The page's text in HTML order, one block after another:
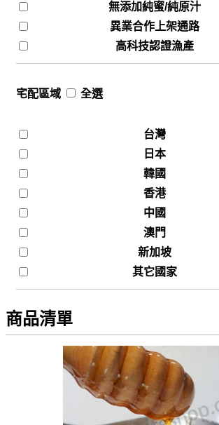
無添加純蜜/純原汁
異業合作上架通路
高科技認證漁產
宅配區域 全選
台灣
日本
韓國
香港
中國
澳門
新加坡
其它國家
商品清單